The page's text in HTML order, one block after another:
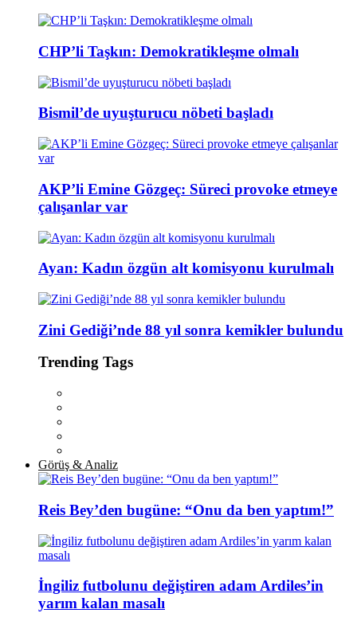
CHP’li Taşkın: Demokratikleşme olmalı
Bismil’de uyuşturucu nöbeti başladı
AKP’li Emine Gözgeç: Süreci provoke etmeye
çalışanlar var
Ayan: Kadın özgün alt komisyonu kurulmalı
Zini Gediği’nde 88 yıl sonra kemikler bulundu
Trending Tags
Görüş & Analiz
Reis Bey’den bugüne: “Onu da ben yaptım!”
İngiliz futbolunu değiştiren adam Ardiles’in
yarım kalan masalı